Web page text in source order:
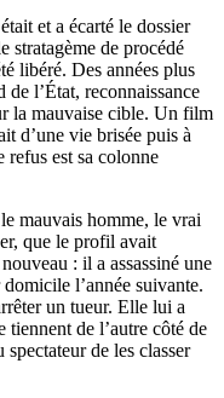
et a écarté le dossier
stratagème de procédé
libéré. Des années plus
l’État, reconnaissance
la mauvaise cible. Un film
d’une vie brisée puis à
refus est sa colonne
mauvais homme, le vrai
que le profil avait
: il a assassiné une
l’année suivante.
un tueur. Elle lui a
de l’autre côté de
de les classer